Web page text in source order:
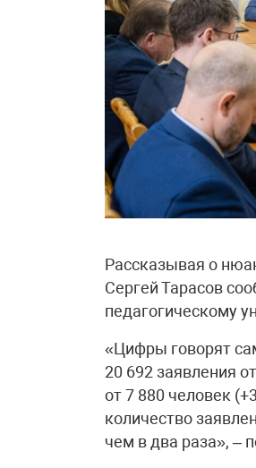
Рассказывая о
Сергей Тарасов
педагогическому
«Цифры говорят
20 692 заявления
от 7 880 человек
количество
чем в два раза», –